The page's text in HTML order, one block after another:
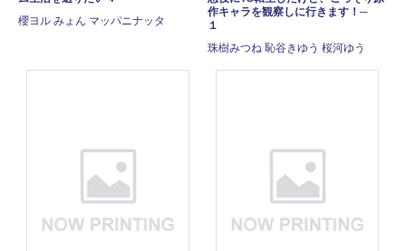
櫻ヨル みょん マッパニナッタ
作キャラを観察しに行きます！─
１
珠樹みつね 恥谷きゆう 桜河ゆう